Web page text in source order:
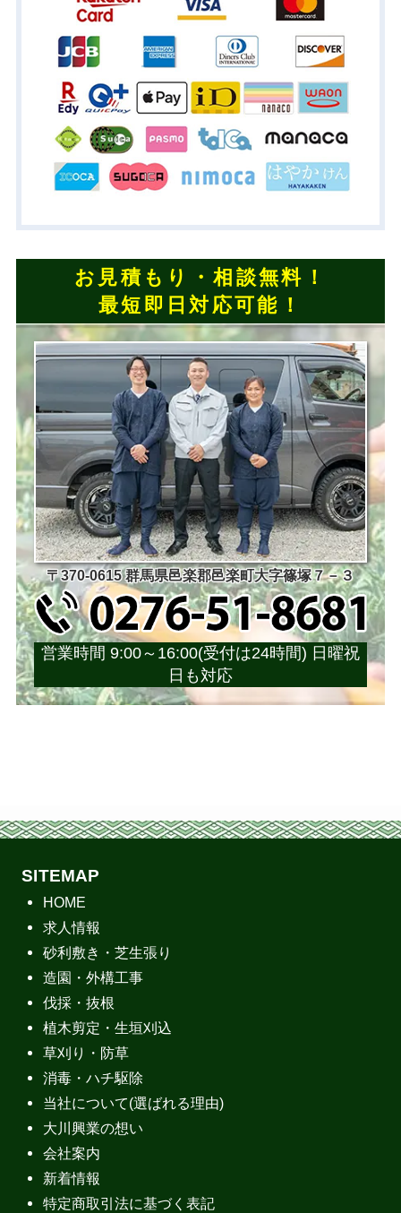
お見積もり・相談無料！
最短即日対応可能！
〒370-0615 群馬県邑楽郡邑楽町大字篠塚７－３
営業時間 9:00～16:00(受付は24時間) 日曜祝
日も対応
SITEMAP
HOME
求人情報
砂利敷き・芝生張り
造園・外構工事
伐採・抜根
植木剪定・生垣刈込
草刈り・防草
消毒・ハチ駆除
当社について(選ばれる理由)
大川興業の想い
会社案内
新着情報
特定商取引法に基づく表記